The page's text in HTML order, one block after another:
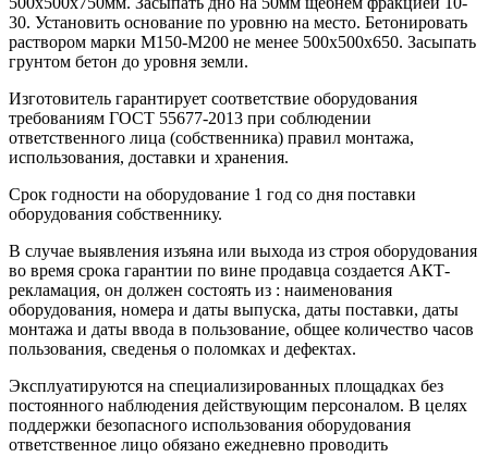
30. Установить основание по уровню на место. Бетонировать
раствором марки М150-М200 не менее 500х500х650. Засыпать
грунтом бетон до уровня земли.
Изготовитель гарантирует соответствие оборудования
требованиям ГОСТ 55677-2013 при соблюдении
ответственного лица (собственника) правил монтажа,
использования, доставки и хранения.
Срок годности на оборудование 1 год со дня поставки
оборудования собственнику.
В случае выявления изъяна или выхода из строя оборудования
во время срока гарантии по вине продавца создается АКТ-
рекламация, он должен состоять из : наименования
оборудования, номера и даты выпуска, даты поставки, даты
монтажа и даты ввода в пользование, общее количество часов
пользования, сведенья о поломках и дефектах.
Эксплуатируются на специализированных площадках без
постоянного наблюдения действующим персоналом. В целях
поддержки безопасного использования оборудования
ответственное лицо обязано ежедневно проводить